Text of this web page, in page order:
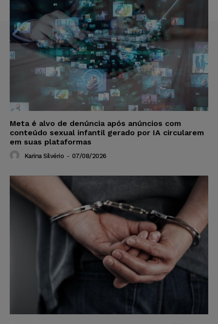
Meta é alvo de denúncia após anúncios com
conteúdo sexual infantil gerado por IA circularem
em suas plataformas
Karina Silvério - 07/08/2026